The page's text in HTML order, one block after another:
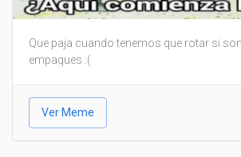
Que paja cuando tenemos que rotar si
empaques :(
Ver Meme